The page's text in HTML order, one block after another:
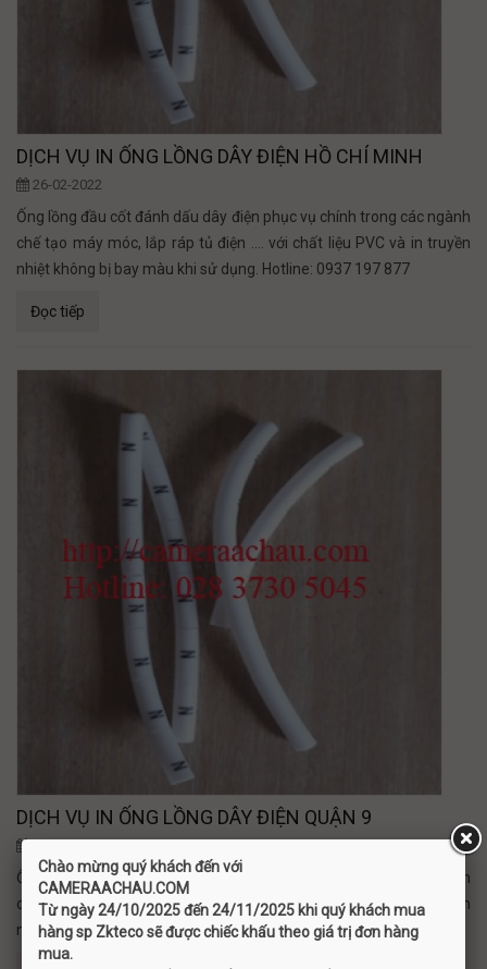
DỊCH VỤ IN ỐNG LỒNG DÂY ĐIỆN HỒ CHÍ MINH
26-02-2022
Ống lồng đầu cốt đánh dấu dây điện phục vụ chính trong các ngành
chế tạo máy móc, lắp ráp tủ điện .... với chất liệu PVC và in truyền
nhiệt không bị bay màu khi sử dụng. Hotline: 0937 197 877
Đọc tiếp
DỊCH VỤ IN ỐNG LỒNG DÂY ĐIỆN QUẬN 9
Ống lồng đầu cốt đánh dấu dây điện phục vụ chính trong các ngành
chế tạo máy móc, lắp ráp tủ điện .... với chất liệu PVC và in truyền
nhiệt không bị bay màu khi sử dụng. Hotline: 0937 197 877
Chào mừng quý khách đến với
CAMERAACHAU.COM
Từ ngày 24/10/2025 đến 24/11/2025 khi quý khách mua
hàng sp Zkteco sẽ được chiếc khấu theo giá trị đơn hàng
mua.